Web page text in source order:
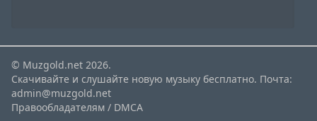
© Muzgold.net 2026.
Скачивайте и слушайте новую музыку бесплатно. Почта:
admin@muzgold.net
Правообладателям / DMCA